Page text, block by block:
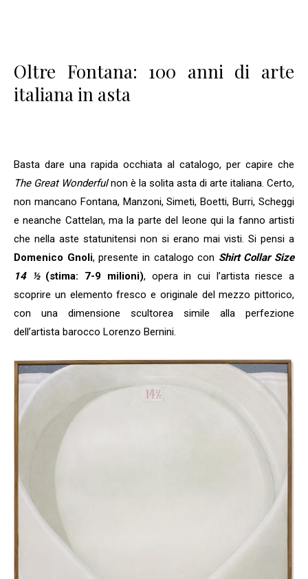
Oltre Fontana: 100 anni di arte
italiana in asta
Basta dare una rapida occhiata al catalogo, per capire che
The Great Wonderfulnon è la solita asta di arte italiana. Certo,
non mancano Fontana, Manzoni, Simeti, Boetti, Burri, Scheggi
e neanche Cattelan, ma la parte del leone qui la fanno artisti
che nella aste statunitensi non si erano mai visti. Si pensi a
Domenico Gnoli, presente in catalogo con Shirt Collar Size
14 ½(stima: 7-9 milioni), opera in cui l’artista riesce a
scoprire un elemento fresco e originale del mezzo pittorico,
con una dimensione scultorea simile alla perfezione
dell’artista barocco Lorenzo Bernini.